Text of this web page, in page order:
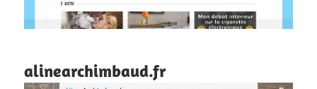
alinearchimbaud.fr